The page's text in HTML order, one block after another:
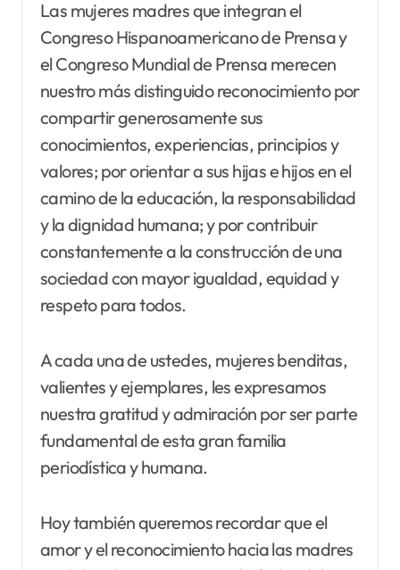
Las mujeres madres que integran el
Congreso Hispanoamericano de Prensa y
el Congreso Mundial de Prensa merecen
nuestro más distinguido reconocimiento por
compartir generosamente sus
conocimientos, experiencias, principios y
valores; por orientar a sus hijas e hijos en el
camino de la educación, la responsabilidad
y la dignidad humana; y por contribuir
constantemente a la construcción de una
sociedad con mayor igualdad, equidad y
respeto para todos.
A cada una de ustedes, mujeres benditas,
valientes y ejemplares, les expresamos
nuestra gratitud y admiración por ser parte
fundamental de esta gran familia
periodística y humana.
Hoy también queremos recordar que el
amor y el reconocimiento hacia las madres